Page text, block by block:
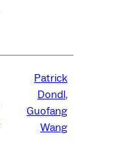
Patrick
Dondl,
Guofang
Wang